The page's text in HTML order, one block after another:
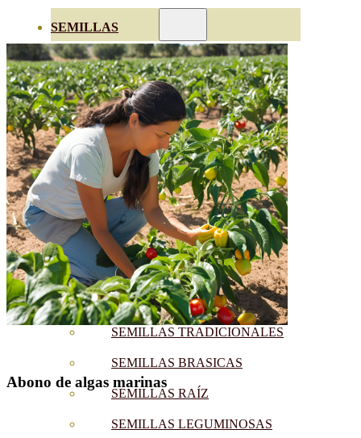
SEMILLAS
VER TODAS
BIODINÁMICAS DEMETER
HORTALIZA FRUTO
SEMILLAS HORTALIZA DE
HOJA
SEMILLAS AROMÁTICAS
SEMILLAS FLORES
SEMILLAS FLORES
COMESTIBLES
SEMILLAS TRADICIONALES
SEMILLAS BRASICAS
SEMILLAS RAÍZ
SEMILLAS LEGUMINOSAS
Abono de algas marinas